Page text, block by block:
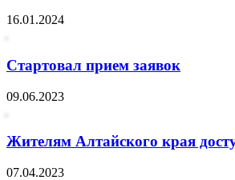
16.01.2024
Стартовал прием заявок
09.06.2023
Жителям Алтайского края
07.04.2023